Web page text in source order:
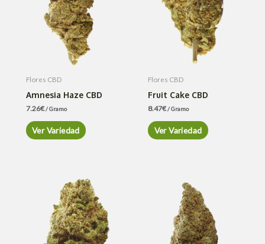
Flores CBD
Amnesia Haze CBD
7.26€/ Gramo
Ver Variedad
Flores CBD
Fruit Cake CBD
8.47€/ Gramo
Ver Variedad